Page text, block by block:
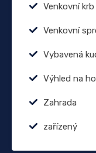
Venkovní krb
Venkovní
Vybavená
Výhled na
Zahrada
zařízený